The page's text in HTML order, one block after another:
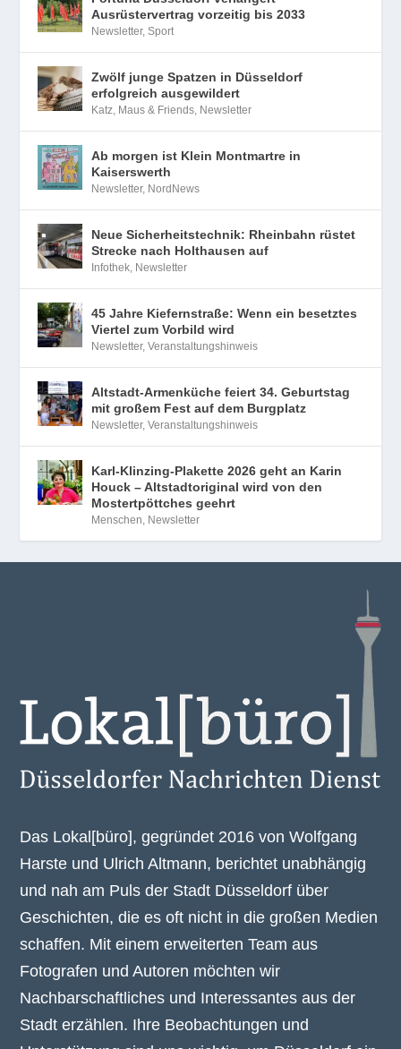
Ausrüstervertrag vorzeitig bis 2033
Newsletter,Sport
Zwölf junge Spatzen in Düsseldorf
erfolgreich ausgewildert
Katz, Maus & Friends, Newsletter
Ab morgen ist Klein Montmartre in
Kaiserswerth
Newsletter, NordNews
Neue Sicherheitstechnik: Rheinbahn rüstet
Strecke nach Holthausen auf
Infothek, Newsletter
45 Jahre Kiefernstraße: Wenn ein besetztes
Viertel zum Vorbild wird
Newsletter,Veranstaltungshinweis
Altstadt-Armenküche feiert 34. Geburtstag
mit großem Fest auf dem Burgplatz
Newsletter,Veranstaltungshinweis
Karl-Klinzing-Plakette 2026 geht an Karin
Houck – Altstadtoriginal wird von den
Mostertpöttches geehrt
Menschen, Newsletter
Das Lokal[büro], gegründet 2016 von Wolfgang
Harste und Ulrich Altmann, berichtet unabhängig
und nah am Puls der Stadt Düsseldorf über
Geschichten, die es oft nicht in die großen Medien
schaffen. Mit einem erweiterten Team aus
Fotografen und Autoren möchten wir
Nachbarschaftliches und Interessantes aus der
Stadt erzählen. Ihre Beobachtungen und